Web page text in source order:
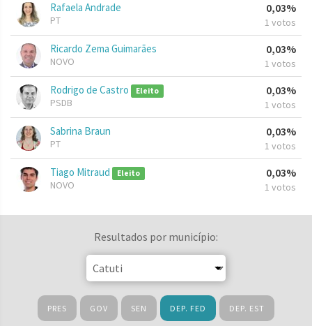
Rafaela Andrade
PT
0,03%
1 votos
Ricardo Zema Guimarães
NOVO
0,03%
1 votos
Rodrigo de Castro Eleito
PSDB
0,03%
1 votos
Sabrina Braun
PT
0,03%
1 votos
Tiago Mitraud Eleito
NOVO
0,03%
1 votos
Resultados por município:
PRES GOV SEN DEP. FED DEP. EST